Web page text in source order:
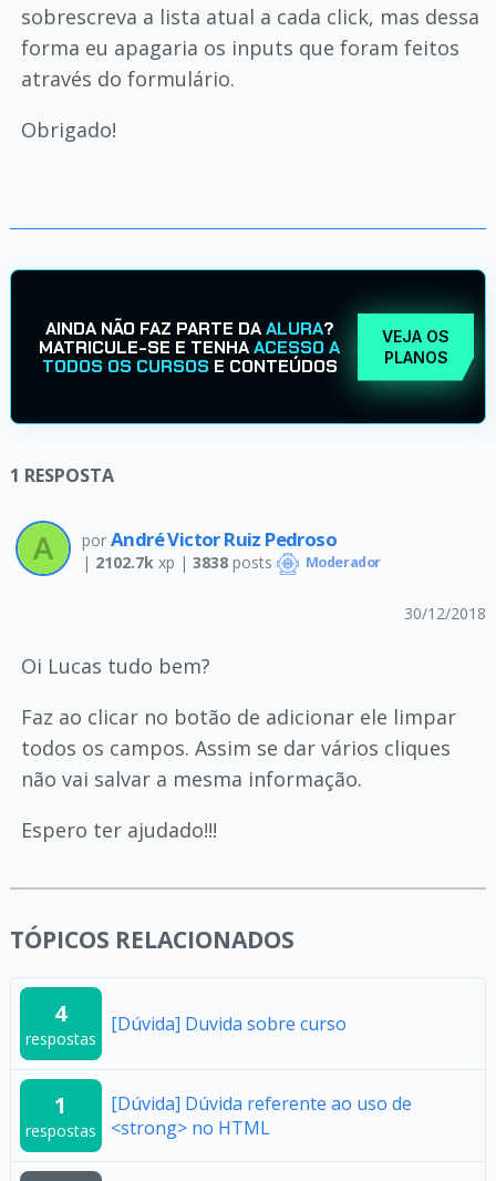
sobrescreva a lista atual a cada click, mas dessa
forma eu apagaria os inputs que foram feitos
através do formulário.
Obrigado!
AINDA NÃO FAZ PARTE DAALURA?
MATRICULE-SE E TENHAACESSO A
TODOS OS CURSOS E CONTEÚDOS
VEJA OS
PLANOS
1 RESPOSTA
por André Victor Ruiz Pedroso
| 2102.7k xp | 3838posts Moderador
30/12/2018
Oi Lucas tudo bem?
Faz ao clicar no botão de adicionar ele limpar
todos os campos. Assim se dar vários cliques
não vai salvar a mesma informação.
Espero ter ajudado!!!
TÓPICOS RELACIONADOS
4
respostas
[Dúvida] Duvida sobre curso
1
respostas
[Dúvida] Dúvida referente ao uso de
<strong> no HTML